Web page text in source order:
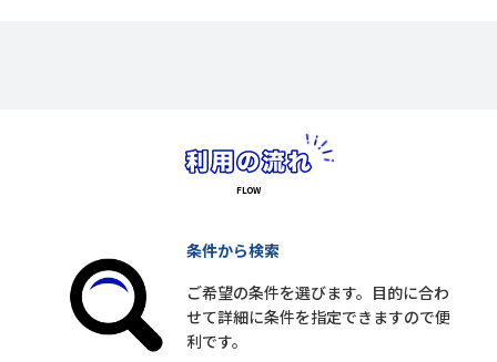
条件から検索
ご希望の条件を選びます。目的に合わ
せて詳細に条件を指定できますので便
利です。